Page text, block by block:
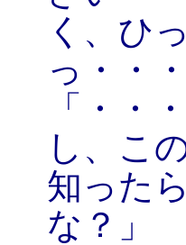
く、ひ
っ・・
「・・
し、こ
知った
な？」